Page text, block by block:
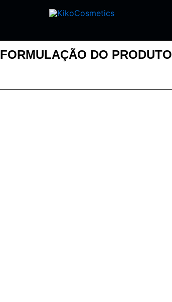
FORMULAÇÃO DO PRODUTO